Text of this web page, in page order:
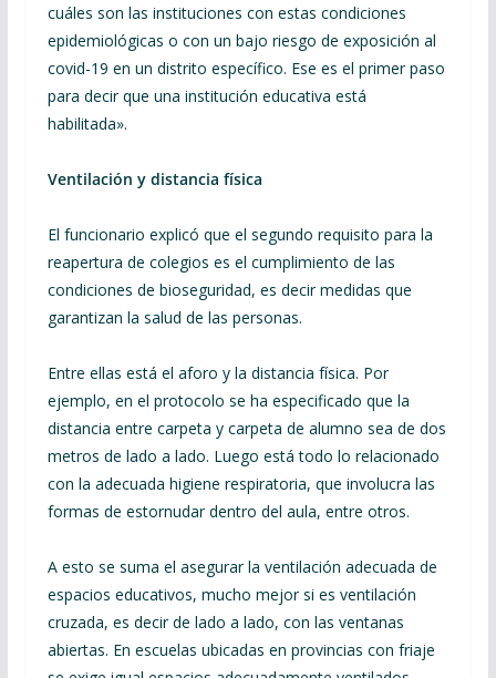
cuáles son las instituciones con estas condiciones
epidemiológicas o con un bajo riesgo de exposición al
covid-19 en un distrito específico. Ese es el primer paso
para decir que una institución educativa está
habilitada».
Ventilación y distancia física
El funcionario explicó que el segundo requisito para la
reapertura de colegios es el cumplimiento de las
condiciones de bioseguridad, es decir medidas que
garantizan la salud de las personas.
Entre ellas está el aforo y la distancia física. Por
ejemplo, en el protocolo se ha especificado que la
distancia entre carpeta y carpeta de alumno sea de dos
metros de lado a lado. Luego está todo lo relacionado
con la adecuada higiene respiratoria, que involucra las
formas de estornudar dentro del aula, entre otros.
A esto se suma el asegurar la ventilación adecuada de
espacios educativos, mucho mejor si es ventilación
cruzada, es decir de lado a lado, con las ventanas
abiertas. En escuelas ubicadas en provincias con friaje